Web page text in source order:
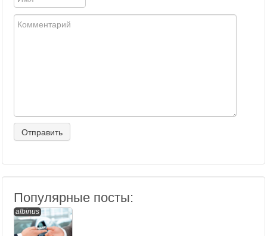
Популярные посты:
albinus